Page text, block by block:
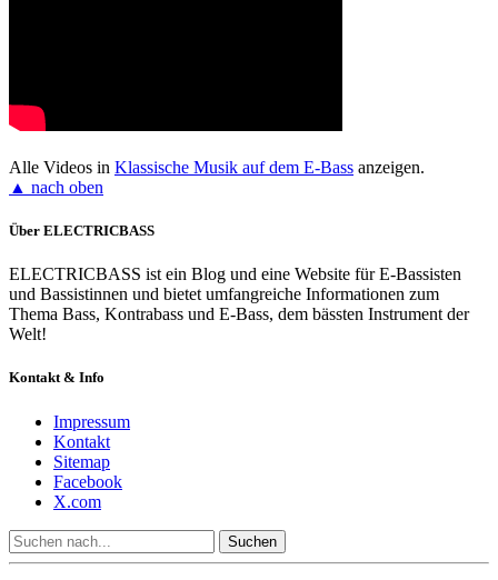
Alle Videos in Klassische Musik auf dem E-Bass anzeigen.
▲ nach oben
Über ELECTRICBASS
ELECTRICBASS ist ein Blog und eine Website für E-Bassisten
und Bassistinnen und bietet umfangreiche Informationen zum
Thema Bass, Kontrabass und E-Bass, dem bässten Instrument der
Welt!
Kontakt & Info
Impressum
Kontakt
Sitemap
Facebook
X.com